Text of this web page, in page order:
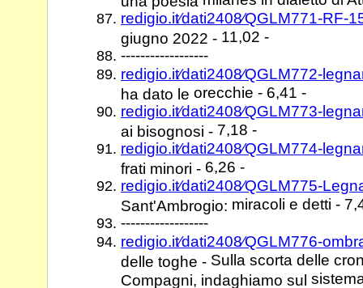
redigio.it⁄dati2408⁄QGLM771-RF-
giugno 2022 - 11,02 -
------------------
redigio.it⁄dati2408⁄QGLM772-
ha dato le orecchie - 6,41 -
redigio.it⁄dati2408⁄QGLM773-
ai bisognosi - 7,18 -
redigio.it⁄dati2408⁄QGLM774-
frati minori - 6,26 -
redigio.it⁄dati2408⁄QGLM775-
Sant'Ambrogio: miracoli e detti -
------------------
redigio.it⁄dati2408⁄QGLM776-
delle toghe - Sulla scorta delle
Compagni, indaghiamo sul